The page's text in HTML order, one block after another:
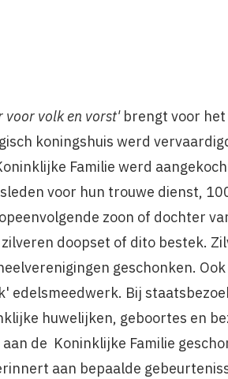
voor volk en vorst'brengt voor het
koningshuis werd
Familie werd
voor hun trouwe dienst,
zoon of dochter
doopset of dito bestek.
geschonken.
edelsmeedwerk. Bij
huwelijken, geboortes en
de Koninklijke Familie
aan bepaalde